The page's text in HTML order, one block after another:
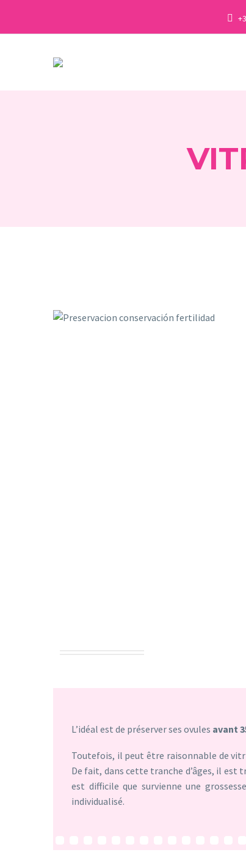
L’idéal est de préserver ses ovules avant
Toutefois, il peut être raisonnable de
De fait, dans cette tranche d’âges, il est
est difficile que survienne une
individualisé.